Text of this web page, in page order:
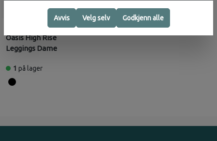
Oasis High Rise
Leggings Dame
1 099,-
1 på lager
Avvis Velg selv Godkjenn alle